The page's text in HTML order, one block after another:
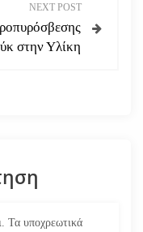
NEXT POST
στην Υλίκη
Τα υποχρεωτικά